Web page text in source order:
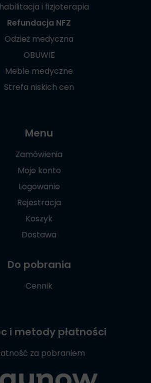
i fizjoterapia
Refundacja NFZ
Odzież medyczna
OBUWIE
Meble medyczne
Strefa niskich cen
Menu
Zamówienia
Moje konto
Logowanie
Rejestracja
Koszyk
Dostawa
Do pobrania
Cennik
i metody płatności
za pobraniem